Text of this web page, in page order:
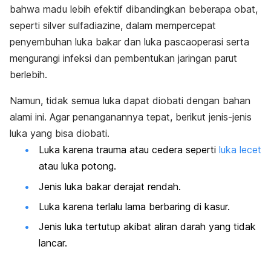
bahwa madu lebih efektif dibandingkan beberapa obat,
seperti silver sulfadiazine, dalam mempercepat
penyembuhan luka bakar dan luka pascaoperasi serta
mengurangi infeksi dan pembentukan jaringan parut
berlebih.
Namun, tidak semua luka dapat diobati dengan bahan
alami ini. Agar penanganannya tepat, berikut jenis-jenis
luka yang bisa diobati.
Luka karena trauma atau cedera seperti luka lecet
atau luka potong.
Jenis luka bakar derajat rendah.
Luka karena terlalu lama berbaring di kasur.
Jenis luka tertutup akibat aliran darah yang tidak
lancar.